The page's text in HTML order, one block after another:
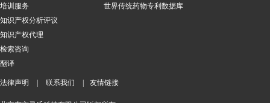
培训服务
知识产权分析评议
知识产权代理
检索咨询
翻译
世界传统药物专利数据库
法律声明 联系我们 友情链接